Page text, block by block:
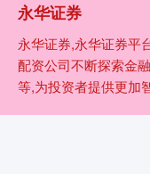
永华证券
永华证券,永华证券平
配资公司不断探索金
等,为投资者提供更加